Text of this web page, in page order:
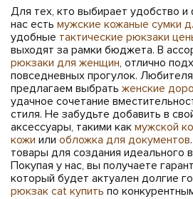
Для тех, кто выбирает удобство и
нас есть мужские кожаные сумки
удобные тактические рюкзаки
выходят за рамки бюджета. В
рюкзаки для женщин, отлично
повседневных прогулок.
предлагаем выбрать женские
удачное сочетание
стиля. Не забудьте добавить в
аксессуары, такими как мужской
кожи или обложка для документов
товары для создания идеального
Покупая у нас, вы получаете
который будет актуален долгие
рюкзак cat купить по